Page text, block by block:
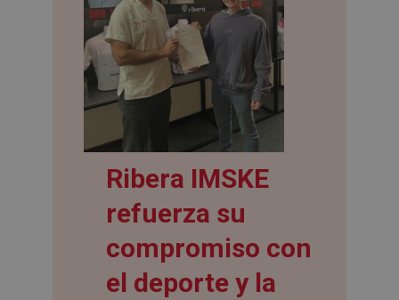
Ribera IMSKE
refuerza su
compromiso con
el deporte y la